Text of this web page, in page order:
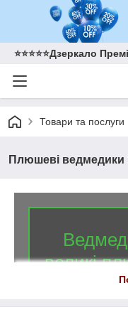
⭐️⭐️⭐️⭐️⭐️Дзеркало
Товари та послуги
Плюшеві ведмедики
великі